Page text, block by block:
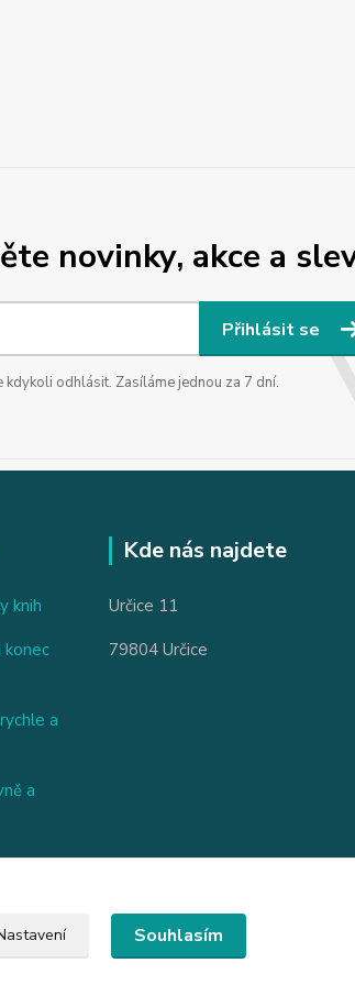
novinky, akce a
Přihlásit se
kdykoli odhlásit. Zasíláme jednou za 7 dní.
knih
konec
a
a
Kde nás najdete
Určice 11
79804 Určice
Souhlasím